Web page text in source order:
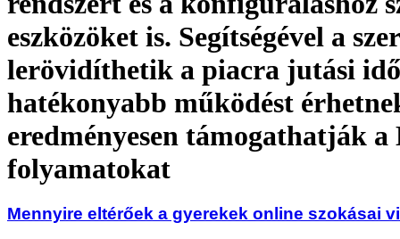
eszközöket is. Segítségével a
lerövidíthetik a piacra jutási
hatékonyabb működést
eredményesen támogathatják a
folyamatokat
Mennyire eltérőek a gyerekek online szokásai